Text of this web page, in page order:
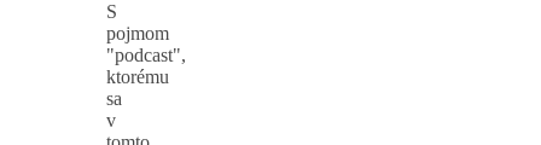
S
pojmom
"podcast",
ktorému
sa
v